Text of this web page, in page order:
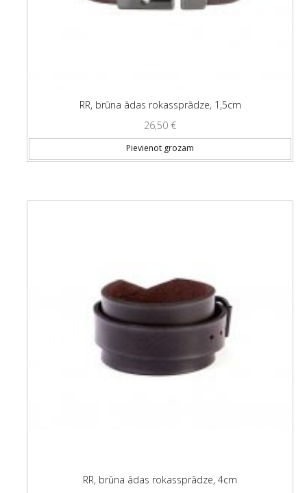
RR, brūna ādas rokassprādze, 1,5cm
26,50 €
Pievienot grozam
RR, brūna ādas rokassprādze, 4cm